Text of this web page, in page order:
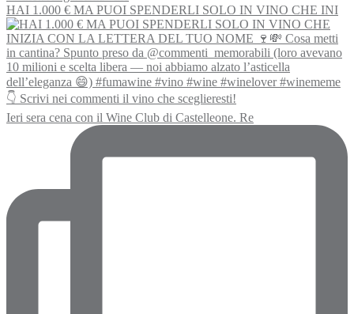
HAI 1.000 € MA PUOI SPENDERLI SOLO IN VINO CHE INI
Ieri sera cena con il Wine Club di Castelleone. Re